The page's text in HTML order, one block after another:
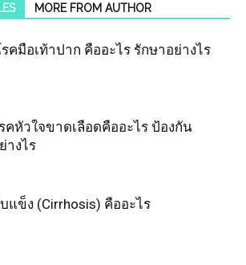
MORE FROM AUTHOR
คมือเท้าปาก คืออะไร รักษาอย่างไร
คหัวใจขาดเลือดคืออะไร ป้องกัน
างไร
แข็ง (Cirrhosis) คืออะไร